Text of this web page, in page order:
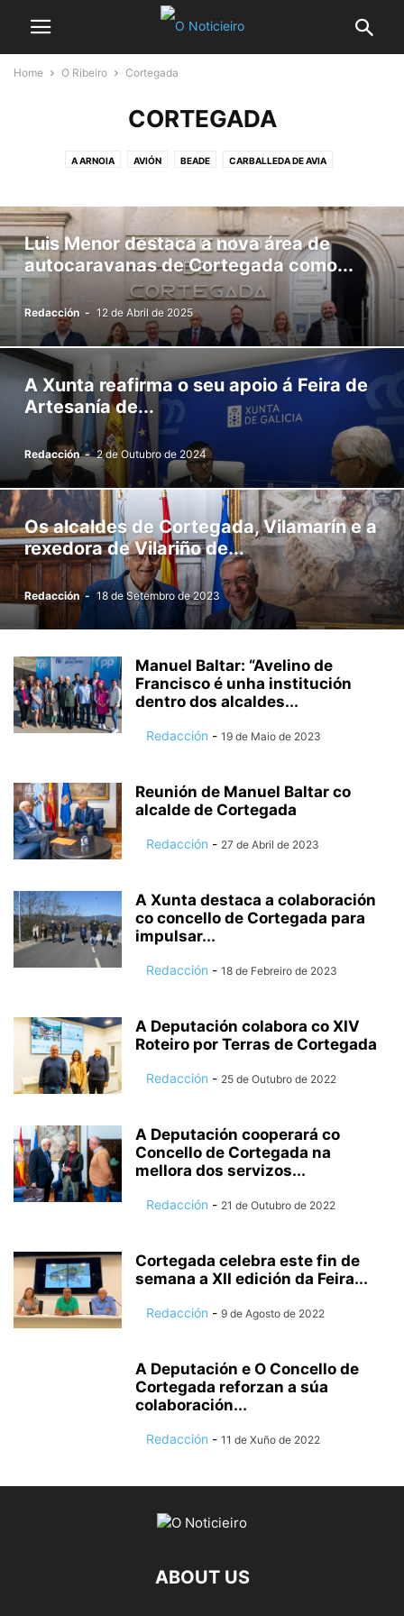
Home O Ribeiro Cortegada
CORTEGADA
A ARNOIA AVIÓN BEADE CARBALLEDA DE AVIA
RIBADAVIA
Luis Menor destaca a nova área de
autocaravanas de Cortegada como...
Redacción - 12 de Abril de 2025
A Xunta reafirma o seu apoio á Feira de
Artesanía de...
Redacción - 2 de Outubro de 2024
Os alcaldes de Cortegada, Vilamarín e a
rexedora de Vilariño de...
Redacción - 18 de Setembro de 2023
Manuel Baltar: “Avelino de
Francisco é unha institución
dentro dos alcaldes...
Redacción - 19 de Maio de 2023
Reunión de Manuel Baltar co
alcalde de Cortegada
Redacción - 27 de Abril de 2023
A Xunta destaca a colaboración
co concello de Cortegada para
impulsar...
Redacción - 18 de Febreiro de 2023
A Deputación colabora co XIV
Roteiro por Terras de Cortegada
Redacción - 25 de Outubro de 2022
A Deputación cooperará co
Concello de Cortegada na
mellora dos servizos...
Redacción - 21 de Outubro de 2022
Cortegada celebra este fin de
semana a XII edición da Feira...
Redacción - 9 de Agosto de 2022
A Deputación e O Concello de
Cortegada reforzan a súa
colaboración...
Redacción - 11 de Xuño de 2022
ABOUT US